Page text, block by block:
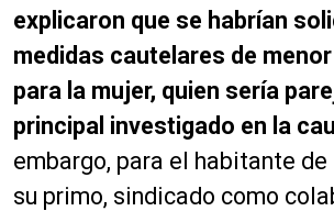
explicaron que se habrían
medidas cautelares de
para la mujer, quien sería
principal investigado en la
embargo, para el habitante
su primo, sindicado como